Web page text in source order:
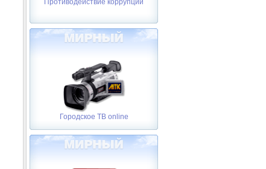
Противодействие коррупции
Городское ТВ online